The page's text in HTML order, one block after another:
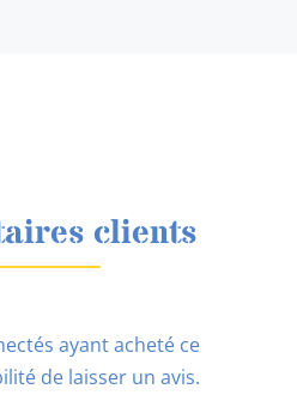
clients
ayant acheté ce
de laisser un avis.